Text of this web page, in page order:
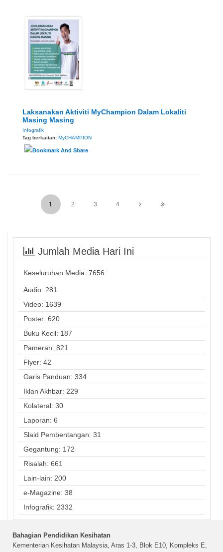
Laksanakan Aktiviti MyChampion Dalam Lokaliti
Masing Masing
Infografik
Tag berkaitan: MyCHAMPION
1 2 3 4
Jumlah Media Hari Ini
Keseluruhan Media: 7656
Audio: 281
Video: 1639
Poster: 620
Buku Kecil: 187
Pameran: 821
Flyer: 42
Garis Panduan: 334
Iklan Akhbar: 229
Kolateral: 30
Laporan: 6
Slaid Pembentangan: 31
Gegantung: 172
Risalah: 661
Lain-lain: 200
e-Magazine: 38
Infografik: 2332
Bahagian Pendidikan Kesihatan
Kementerian Kesihatan Malaysia, Aras 1-3, Blok E10, Kompleks E,